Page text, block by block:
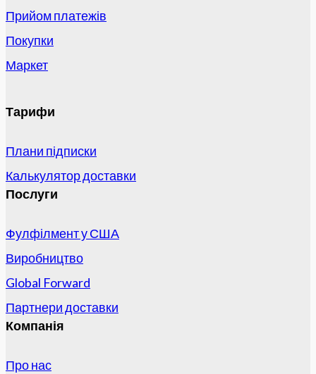
Прийом платежів
Покупки
Маркет
Тарифи
Плани підписки
Калькулятор доставки
Послуги
Фулфілмент у США
Виробництво
Global Forward
Партнери доставки
Компанія
Про нас